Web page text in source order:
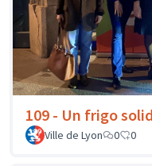
109 - Un frigo
Ville de Lyon
0 0